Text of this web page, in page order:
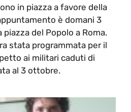
in piazza a favore della
è domani 3
del Popolo a Roma.
stata programmata per il
ai militari caduti di
al 3 ottobre.